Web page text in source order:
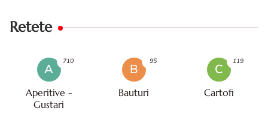
Retete
A
Aperitive -
Gustari
710
B
Bauturi
95
C
Cartofi
119